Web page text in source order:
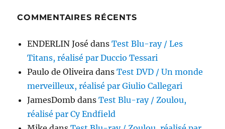
COMMENTAIRES RÉCENTS
ENDERLIN José dansTest Blu-ray / Les
Titans, réalisé par Duccio Tessari
Paulo de Oliveira dansTest DVD / Un monde
merveilleux, réalisé par Giulio Callegari
JamesDomb dansTest Blu-ray / Zoulou,
réalisé par Cy Endfield